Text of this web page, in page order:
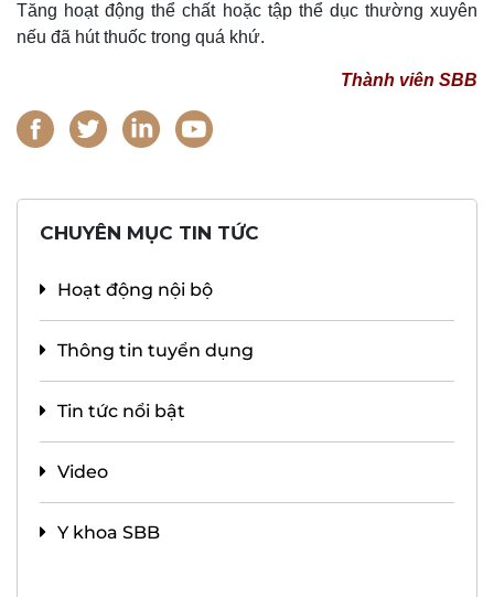
Tăng hoạt động thể chất hoặc tập thể dục thường xuyên
nếu đã hút thuốc trong quá khứ.
Thành viên SBB
CHUYÊN MỤC TIN TỨC
Hoạt động nội bộ
Thông tin tuyển dụng
Tin tức nổi bật
Video
Y khoa SBB